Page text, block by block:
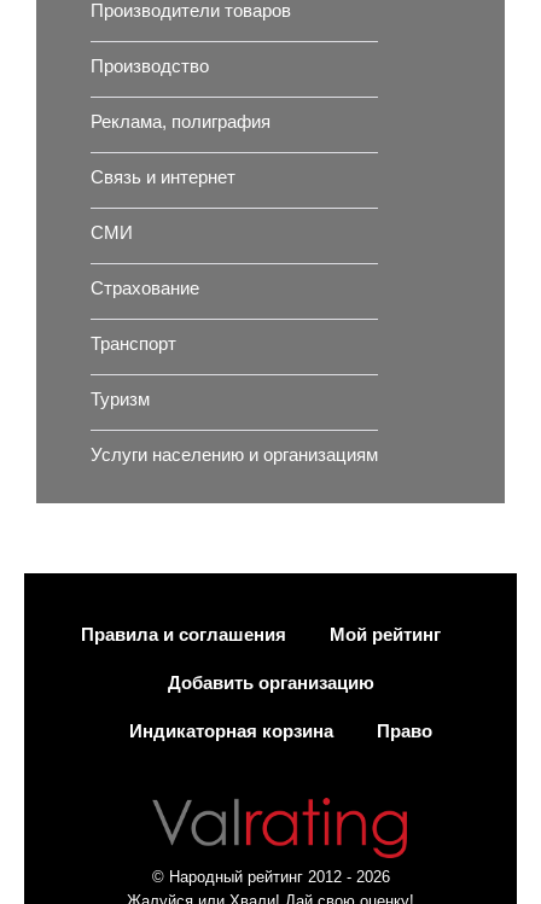
Производители товаров
Производство
Реклама, полиграфия
Связь и интернет
СМИ
Страхование
Транспорт
Туризм
Услуги населению и организациям
Правила и соглашения Мой рейтинг
Добавить организацию
Индикаторная корзина Право
© Народный рейтинг 2012 - 2026